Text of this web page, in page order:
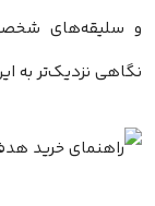
و سلیقه‌های شخصی
نگاهی نزدیک‌تر به